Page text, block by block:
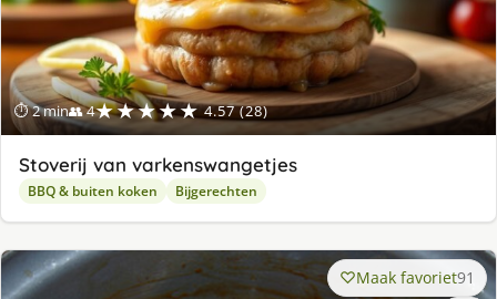
⏱ 2 min👥 4★★★★★ 4.57 (28)
Stoverij van varkenswangetjes
BBQ & buiten koken Bijgerechten
Maak favoriet91